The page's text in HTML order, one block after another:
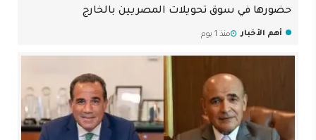
حضورها في سوق تحويلات المصريين بالخارج
أهم الأخبار منذ 1 يوم